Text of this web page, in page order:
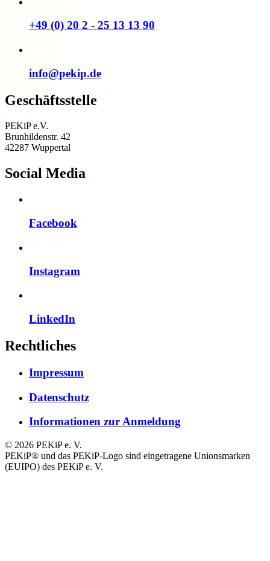
+49 (0) 20 2 - 25 13 13 90
info@pekip.de
Geschäftsstelle
PEKiP e.V.
Brunhildenstr. 42
42287 Wuppertal
Social Media
Facebook
Instagram
LinkedIn
Rechtliches
Impressum
Datenschutz
Informationen zur Anmeldung
© 2026 PEKiP e. V.
PEKiP® und das PEKiP-Logo sind eingetragene Unionsmarken
(EUIPO) des PEKiP e. V.